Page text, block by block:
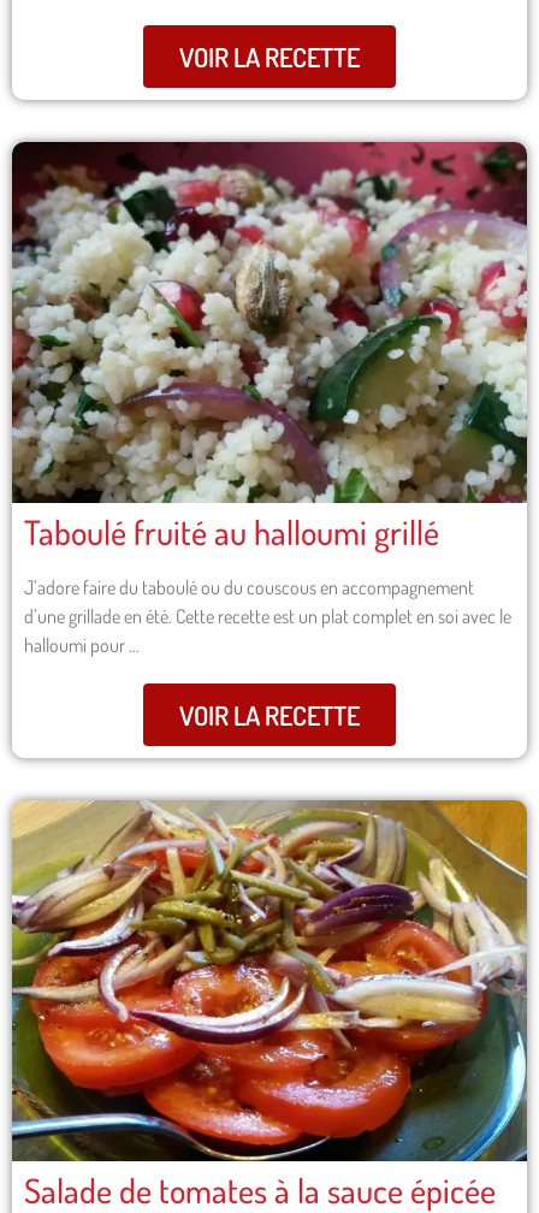
VOIR LA RECETTE
Taboulé fruité au halloumi grillé
J’adore faire du taboulé ou du couscous en accompagnement
d’une grillade en été. Cette recette est un plat complet en soi avec le
halloumi pour …
VOIR LA RECETTE
Salade de tomates à la sauce épicée